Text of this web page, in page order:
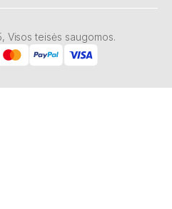
Visos teisės saugomos.